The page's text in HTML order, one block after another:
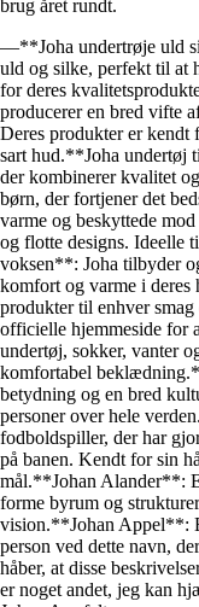
brug året rundt.
—**Joha undertrøje uld
uld og silke, perfekt til at
for deres
producerer en bred vifte
Deres produkter er kendt
sart hud.**Joha undertøj
der kombinerer kvalitet
børn, der fortjener det
varme og beskyttede
og flotte designs. Ideelle
voksen**: Joha tilbyder
komfort og varme i deres
produkter til enhver
officielle hjemmeside for
undertøj, sokker, vanter
komfortabel
betydning og en bred
personer over hele
fodboldspiller, der har
på banen. Kendt for sin
mål.**Johan Alander**:
forme byrum og
vision.**Johan Appel**:
person ved dette navn,
håber, at disse
er noget andet, jeg kan